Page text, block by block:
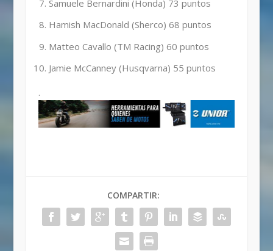
Samuele Bernardini (Honda) 73 puntos
Hamish MacDonald (Sherco) 68 puntos
Matteo Cavallo (TM Racing) 60 puntos
Jamie McCanney (Husqvarna) 55 puntos
.
COMPARTIR: